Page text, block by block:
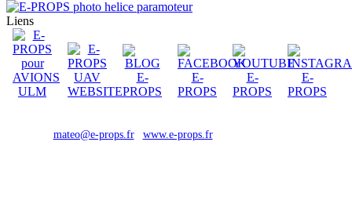
Liens
mateo@e-props.fr| www.e-props.fr| maj : 2026-07-28